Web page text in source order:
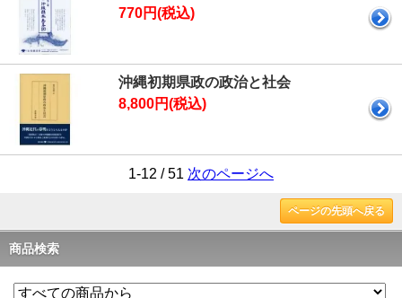
770円(税込)
沖縄初期県政の政治と社会
8,800円(税込)
1-12 / 51 次のページへ
ページの先頭へ戻る
商品検索